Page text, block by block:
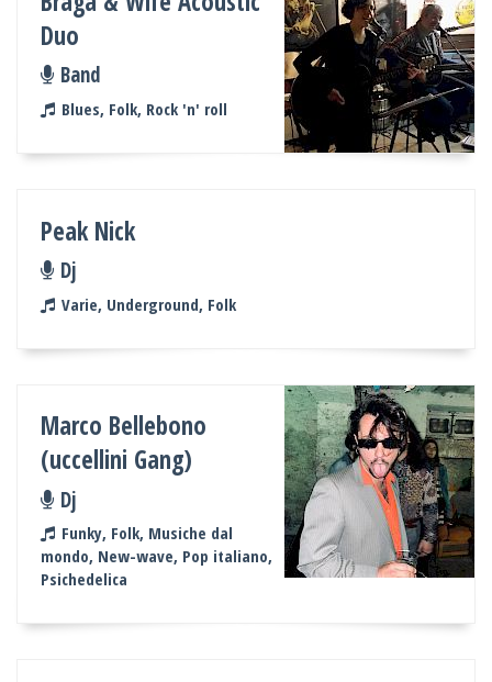
Duo
Band
Blues, Folk, Rock 'n' roll
Peak Nick
Dj
Varie, Underground, Folk
Marco Bellebono
(uccellini Gang)
Dj
Funky, Folk, Musiche dal
mondo, New-wave, Pop italiano,
Psichedelica